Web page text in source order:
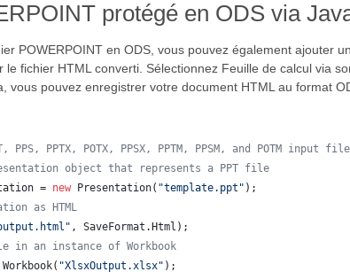
protégé en ODS via
POWERPOINT en ODS, vous pouvez également ajouter
le fichier HTML converti. Sélectionnez Feuille de calcul via
vous pouvez enregistrer votre document HTML au format
PPS, PPTX, POTX, PPSX, PPTM, PPSM, and POTM input
object that represents a PPT file
= new Presentation( "template.ppt" );
as HTML
, SaveFormat . Html );
in an instance of Workbook
Workbook( "XlsxOutput.xlsx" );